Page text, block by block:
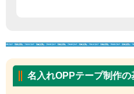
名入れOPPテープ制作